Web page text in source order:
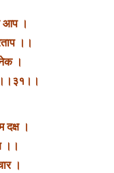
आप ।
।।
।
।।३१।।
।
।।
।